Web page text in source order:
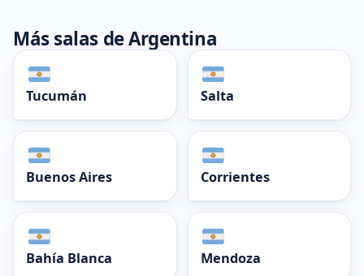
Más salas de Argentina
Tucumán Salta
Buenos Aires Corrientes
Bahía Blanca Mendoza